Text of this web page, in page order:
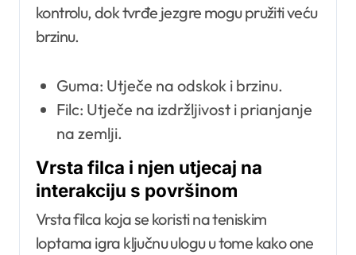
kontrolu, dok tvrđe jezgre mogu pružiti veću
brzinu.
Guma: Utječe na odskok i brzinu.
Filc: Utječe na izdržljivost i prianjanje
na zemlji.
Vrsta filca i njen utjecaj na
interakciju s površinom
Vrsta filca koja se koristi na teniskim
loptama igra ključnu ulogu u tome kako one